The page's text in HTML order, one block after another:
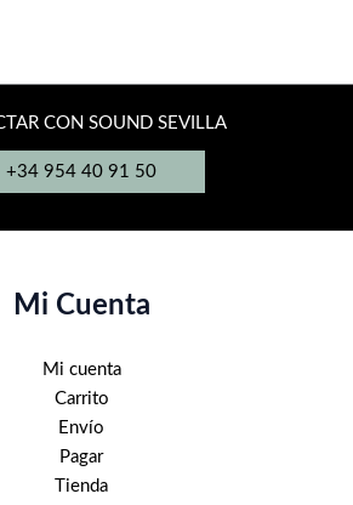
página
de
producto
CON SOUND SEVILLA
+34 954 40 91 50
Mi Cuenta
Mi cuenta
Carrito
Envío
Pagar
Tienda